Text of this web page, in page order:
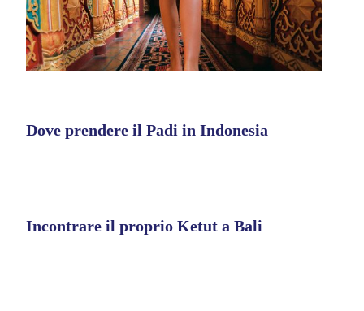
Dove prendere il Padi in Indonesia
Incontrare il proprio Ketut a Bali